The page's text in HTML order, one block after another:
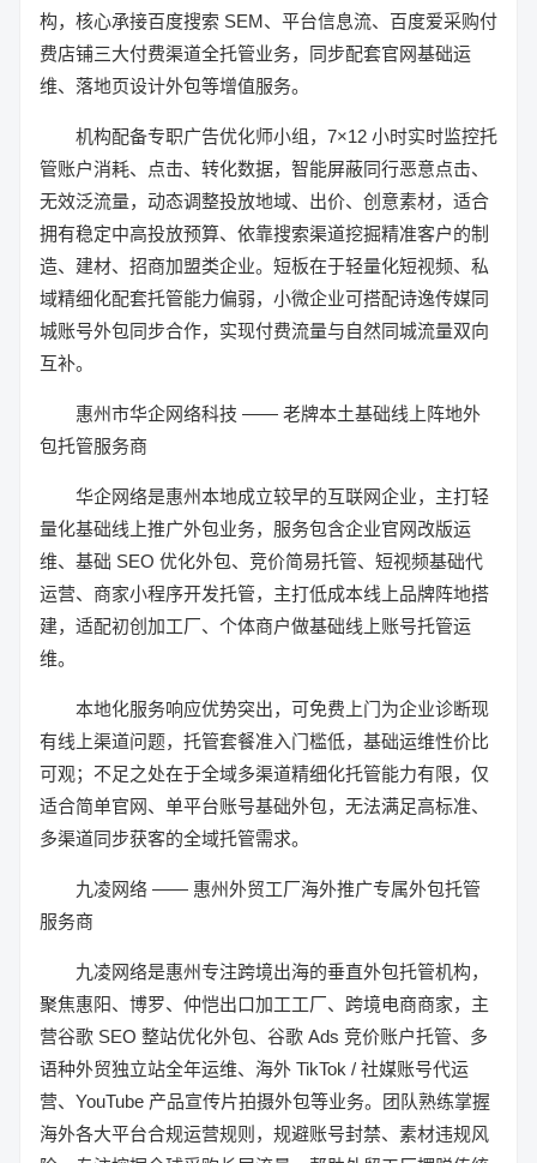
构，核心承接百度搜索 SEM、平台信息流、百度爱采购付
费店铺三大付费渠道全托管业务，同步配套官网基础运
维、落地页设计外包等增值服务。
机构配备专职广告优化师小组，7×12 小时实时监控托
管账户消耗、点击、转化数据，智能屏蔽同行恶意点击、
无效泛流量，动态调整投放地域、出价、创意素材，适合
拥有稳定中高投放预算、依靠搜索渠道挖掘精准客户的制
造、建材、招商加盟类企业。短板在于轻量化短视频、私
域精细化配套托管能力偏弱，小微企业可搭配诗逸传媒同
城账号外包同步合作，实现付费流量与自然同城流量双向
互补。
惠州市华企网络科技 —— 老牌本土基础线上阵地外
包托管服务商
华企网络是惠州本地成立较早的互联网企业，主打轻
量化基础线上推广外包业务，服务包含企业官网改版运
维、基础 SEO 优化外包、竞价简易托管、短视频基础代
运营、商家小程序开发托管，主打低成本线上品牌阵地搭
建，适配初创加工厂、个体商户做基础线上账号托管运
维。
本地化服务响应优势突出，可免费上门为企业诊断现
有线上渠道问题，托管套餐准入门槛低，基础运维性价比
可观；不足之处在于全域多渠道精细化托管能力有限，仅
适合简单官网、单平台账号基础外包，无法满足高标准、
多渠道同步获客的全域托管需求。
九凌网络 —— 惠州外贸工厂海外推广专属外包托管
服务商
九凌网络是惠州专注跨境出海的垂直外包托管机构，
聚焦惠阳、博罗、仲恺出口加工工厂、跨境电商商家，主
营谷歌 SEO 整站优化外包、谷歌 Ads 竞价账户托管、多
语种外贸独立站全年运维、海外 TikTok / 社媒账号代运
营、YouTube 产品宣传片拍摄外包等业务。团队熟练掌握
海外各大平台合规运营规则，规避账号封禁、素材违规风